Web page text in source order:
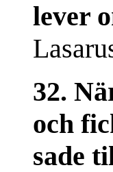
lever
32.
och
sade